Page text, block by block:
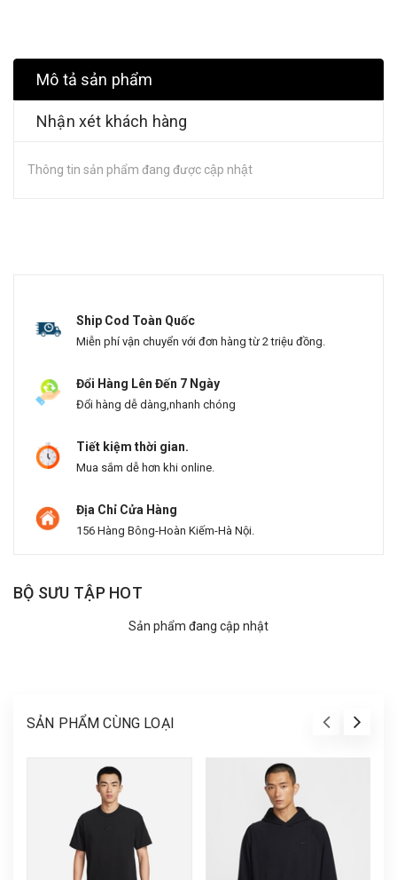
Mô tả sản phẩm
Nhận xét khách hàng
Thông tin sản phẩm đang được cập nhật
Ship Cod Toàn Quốc
Miễn phí vận chuyển với đơn hàng từ 2 triệu đồng.
Đổi Hàng Lên Đến 7 Ngày
Đổi hàng dễ dàng,nhanh chóng
Tiết kiệm thời gian.
Mua sắm dễ hơn khi online.
Địa Chỉ Cửa Hàng
156 Hàng Bông-Hoàn Kiếm-Hà Nội.
BỘ SƯU TẬP HOT
Sản phẩm đang cập nhật
SẢN PHẨM CÙNG LOẠI